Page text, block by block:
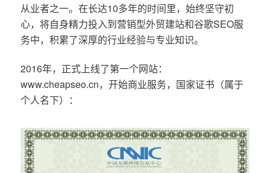
从业者之一。在长达10多年的时间里，始终坚守初
心，将自身精力投入到营销型外贸建站和谷歌SEO服
务中，积累了深厚的行业经验与专业知识。
2016年，正式上线了第一个网站：
www.cheapseo.cn，开始商业服务，国家证书（属于
个人名下）：